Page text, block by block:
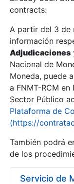
Show/Hide
Show/Hide
contracts:
A partir del 3 de
información
Adjudicaciones
Nacional de
Moneda, puede
a FNMT-RCM
Sector Público
Plataforma de
(https://
También podrá
de los